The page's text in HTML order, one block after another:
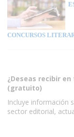
CONCURSOS
¿Deseas recibir
(gratuito)
Incluye información
sector editorial,